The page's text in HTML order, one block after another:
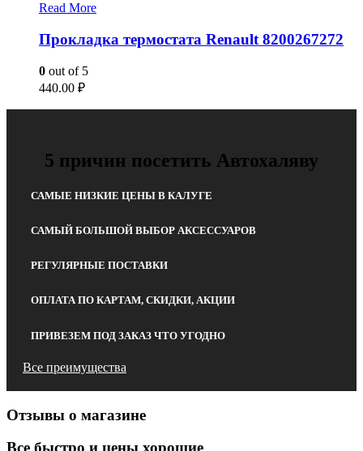
Read More
Прокладка термостата Renault 8200267272
0 out of 5
440.00 ₽
5 причин посетить Автохаляву
САМЫЕ НИЗКИЕ ЦЕНЫ В КАЛУГЕ
САМЫЙ БОЛЬШОЙ ВЫБОР АКСЕССУАРОВ
РЕГУЛЯРНЫЕ ПОСТАВКИ
ОПЛАТА ПО КАРТАМ, СКИДКИ, АКЦИИ
ПРИВЕЗЕМ ПОД ЗАКАЗ ЧТО УГОДНО
Все преимущества
Отзывы о магазине
Все быстро и цены хорошие